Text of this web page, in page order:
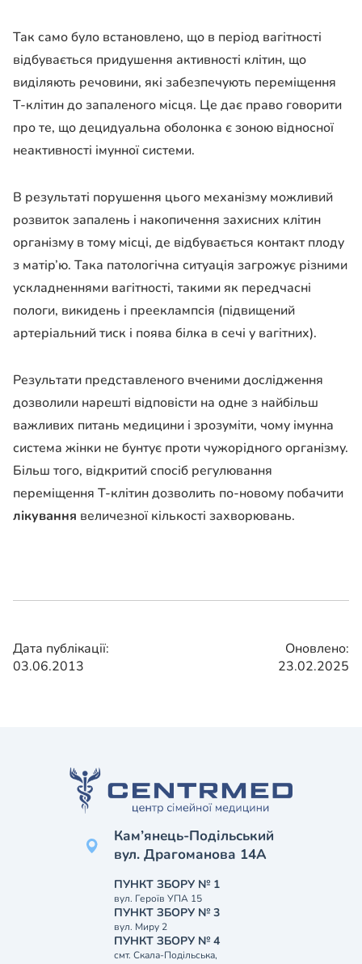
Так само було встановлено, що в період вагітності
відбувається придушення активності клітин, що
виділяють речовини, які забезпечують переміщення
Т-клітин до запаленого місця. Це дає право говорити
про те, що децидуальна оболонка є зоною відносної
неактивності імунної системи.
В результаті порушення цього механізму можливий
розвиток запалень і накопичення захисних клітин
організму в тому місці, де відбувається контакт плоду
з матір’ю. Така патологічна ситуація загрожує різними
ускладненнями вагітності, такими як передчасні
пологи, викидень і прееклампсія (підвищений
артеріальний тиск і поява білка в сечі у вагітних).
Результати представленого вченими дослідження
дозволили нарешті відповісти на одне з найбільш
важливих питань медицини і зрозуміти, чому імунна
система жінки не бунтує проти чужорідного організму.
Більш того, відкритий спосіб регулювання
переміщення Т-клітин дозволить по-новому побачити
лікування величезної кількості захворювань.
Дата публікації:
03.06.2013
Оновлено:
23.02.2025
Кам’янець-Подільський
вул. Драгоманова 14А
ПУНКТ ЗБОРУ № 1
вул. Героїв УПА 15
ПУНКТ ЗБОРУ № 3
вул. Миру 2
ПУНКТ ЗБОРУ № 4
смт. Скала-Подільська,